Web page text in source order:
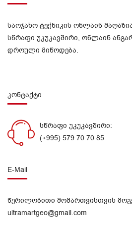
საოჯახო ტექნიკის ონლაინ
სწრაფი უკუკავშირი, ონლაინ
დროული მიწოდება.
კონტაქტი
სწრაფი უკუკავშირი:
(+995) 579 70 70 85
E-Mail
წერილობითი მომართვისთვის
ultramartgeo@gmail.com